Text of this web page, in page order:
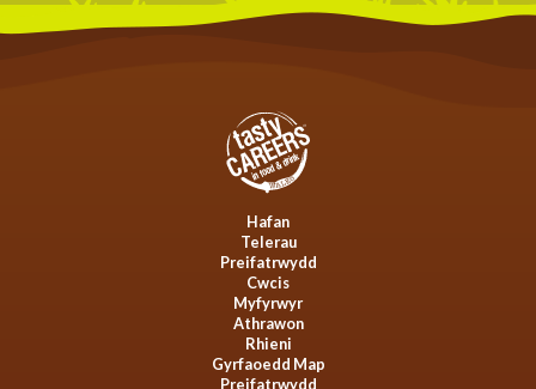
Hafan
Telerau
Preifatrwydd
Cwcis
Myfyrwyr
Athrawon
Rhieni
Gyrfaoedd Map
Preifatrwydd